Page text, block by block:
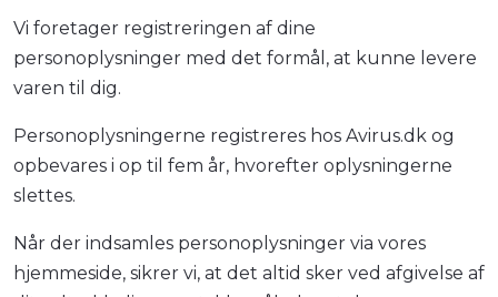
Vi foretager registreringen af dine
personoplysninger med det formål, at kunne levere
varen til dig.
Personoplysningerne registreres hos Avirus.dk og
opbevares i op til fem år, hvorefter oplysningerne
slettes.
Når der indsamles personoplysninger via vores
hjemmeside, sikrer vi, at det altid sker ved afgivelse af